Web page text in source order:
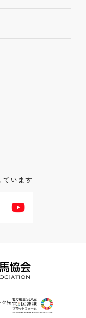
ています